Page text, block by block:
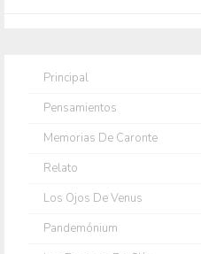
Principal
Pensamientos
Memorias De Caronte
Relato
Los Ojos De Venus
Pandemónium